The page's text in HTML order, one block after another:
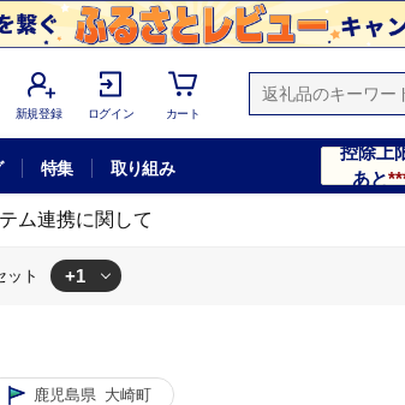
新規登録 ログイン カート
特集 取り組み
控除上
あと
ム連携に関して
ト +1
鹿児島県 大崎町